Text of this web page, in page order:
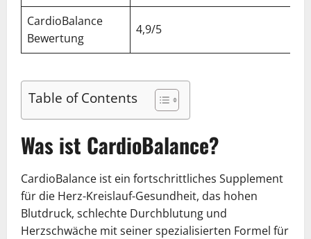
CardioBalance
Bewertung
4,9/5
Table of Contents
Was ist CardioBalance?
CardioBalance ist ein fortschrittliches Supplement
für die Herz-Kreislauf-Gesundheit, das hohen
Blutdruck, schlechte Durchblutung und
Herzschwäche mit seiner spezialisierten Formel für